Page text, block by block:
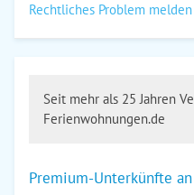
Rechtliches Problem melden
Seit mehr als 25 Jahren
Ferienwohnungen.de
Premium-Unterkünfte